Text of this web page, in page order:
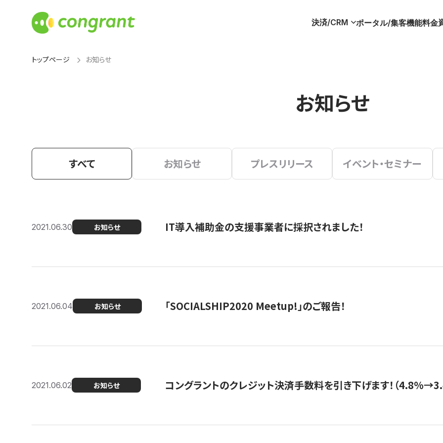
決済/CRM ポータル/集客機能料金
トップページ お知らせ
お知らせ
すべて お知らせ プレスリリース イベント・セミナー
2021.06.30 お知らせ IT導入補助金の支援事業者に採択されました！
2021.06.04 お知らせ 「SOCIALSHIP2020 Meetup!」のご報告！
2021.06.02 お知らせ コングラントのクレジット決済手数料を引き下げます！（